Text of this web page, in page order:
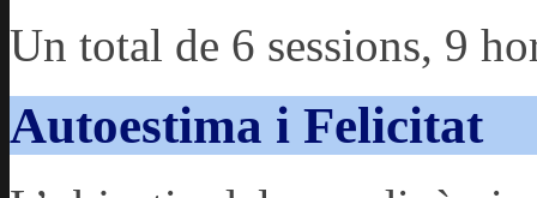
Un total de 6 sessions, 9
Autoestima i Felicitat